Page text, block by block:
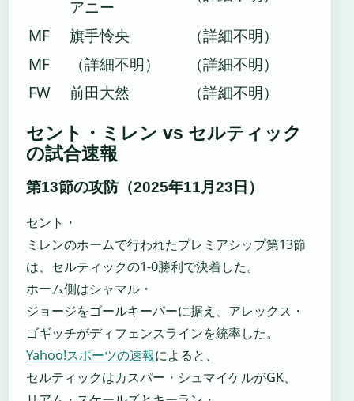
アニー
MF
旗手怜央
（詳細不明）
MF
（詳細不明）
（詳細不明）
FW
前田大然
（詳細不明）
セント・ミレン vs セルティック
の試合速報
第13節の攻防（2025年11月23日）
セント・
ミレンのホームで行われたプレミアシップ第13節
は、セルティックの1-0勝利で決着した。
ホーム側はシャマル・
ジョージをゴールキーパーに据え、アレックス・
ゴギッチがディフェンスラインを統率した。
Yahoo!スポーツの速報によると、
セルティックはカスパー・シュマイケルがGK、